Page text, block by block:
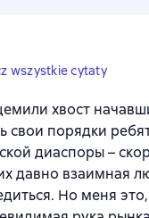
wszystkie cytaty
хвост
свои порядки
диаспоры –
давно взаимная
Но меня